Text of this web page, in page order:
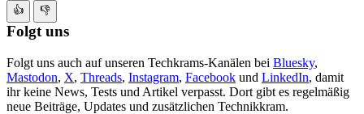
👍 👎
Folgt uns
Folgt uns auch auf unseren Techkrams-Kanälen bei Bluesky,
Mastodon, X, Threads, Instagram, Facebook und LinkedIn, damit
ihr keine News, Tests und Artikel verpasst. Dort gibt es regelmäßig
neue Beiträge, Updates und zusätzlichen Technikkram.